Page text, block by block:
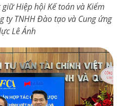
Hiệp hội Kế toán và Kiểm
ty TNHH Đào tạo và Cung ứng
Lê Ánh